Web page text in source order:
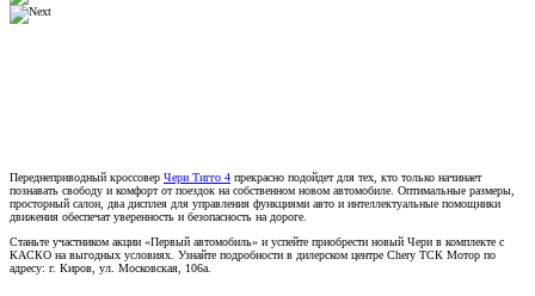
Переднеприводный кроссовер Чери Тигго 4 прекрасно подойдет для тех, кто только начинает
познавать свободу и комфорт от поездок на собственном новом автомобиле. Оптимальные размеры,
просторный салон, два дисплея для управления функциями авто и интеллектуальные помощники
движения обеспечат уверенность и безопасность на дороге.
Станьте участником акции «Первый автомобиль» и успейте приобрести новый Чери в комплекте с
КАСКО на выгодных условиях. Узнайте подробности в дилерском центре Chery ТСК Мотор по
адресу: г. Киров, ул. Московская, 106а.